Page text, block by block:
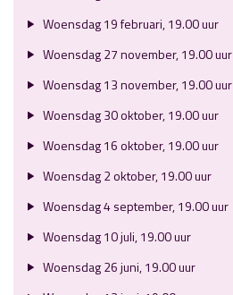
Woensdag 19 februari, 19.00 uur
Woensdag 27 november, 19.00 uur
Woensdag 13 november, 19.00 uur
Woensdag 30 oktober, 19.00 uur
Woensdag 16 oktober, 19.00 uur
Woensdag 2 oktober, 19.00 uur
Woensdag 4 september, 19.00 uur
Woensdag 10 juli, 19.00 uur
Woensdag 26 juni, 19.00 uur